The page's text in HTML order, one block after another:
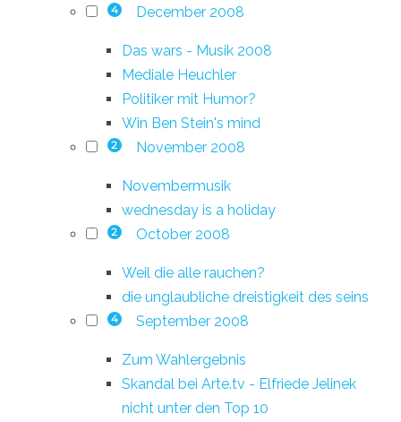
4 December 2008
Das wars - Musik 2008
Mediale Heuchler
Politiker mit Humor?
Win Ben Stein's mind
2 November 2008
Novembermusik
wednesday is a holiday
2 October 2008
Weil die alle rauchen?
die unglaubliche dreistigkeit des seins
4 September 2008
Zum Wahlergebnis
Skandal bei Arte.tv - Elfriede Jelinek
nicht unter den Top 10